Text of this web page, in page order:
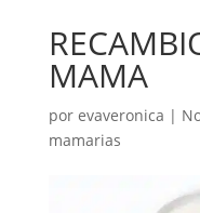
MAMA
por evaveronica |
mamarias